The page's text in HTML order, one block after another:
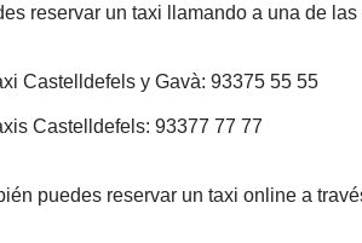
reservar un taxi llamando a una de
Castelldefels y Gavà: 93375 55 55
Castelldefels: 93377 77 77
puedes reservar un taxi online a